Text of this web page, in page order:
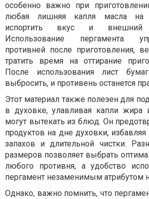
особенно важно при
любая лишняя капля масла на
испортить вкус и
Использование пергамента
противней после приготовления,
тратить время на оттирание
После использования лист
выбросить, и противень останется
Этот материал также полезен для
в духовке, улавливая капли жира
могут вытекать из блюд. Он
продуктов на дне духовки,
запахов и длительной чистки.
размеров позволяет выбрать
любого противня, а удобство
пергамент незаменимым атрибутом
Однако, важно помнить, что